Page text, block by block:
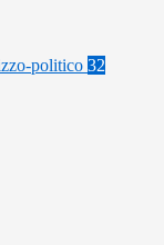
politico 32